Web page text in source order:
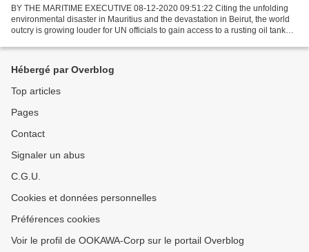
BY THE MARITIME EXECUTIVE 08-12-2020 09:51:22 Citing the unfolding
environmental disaster in Mauritius and the devastation in Beirut, the world
outcry is growing louder for UN officials to gain access to a rusting oil tanker
Hébergé par Overblog
Top articles
Pages
Contact
Signaler un abus
C.G.U.
Cookies et données personnelles
Préférences cookies
Voir le profil de OOKAWA-Corp sur le portail Overblog